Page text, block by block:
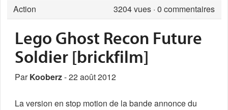
Action 3204vues · 0 commentaires
Lego Ghost Recon Future
Soldier [brickfilm]
ParKooberz- 22 août 2012
La version en stop motion de la bande annonce du